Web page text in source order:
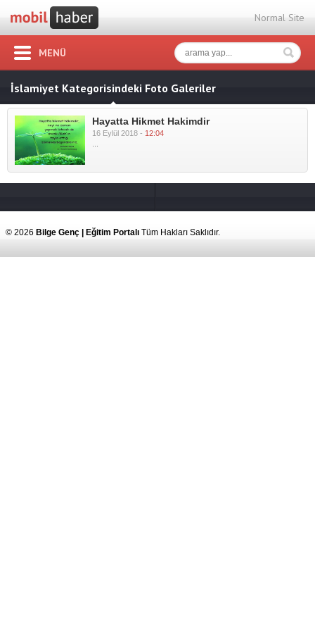
Normal Site
MENÜ
İslamiyet Kategorisindeki Foto Galeriler
Hayatta Hikmet Hakimdir
16 Eylül 2018 - 12:04
© 2026 Bilge Genç | Eğitim Portalı Tüm Hakları Saklıdır.